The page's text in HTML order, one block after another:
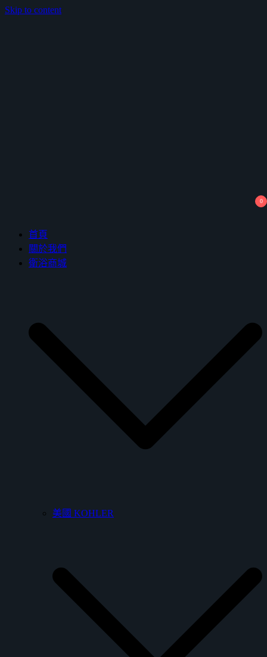
Skip to content
0
首頁
關於我們
衛浴商城
美國 KOHLER